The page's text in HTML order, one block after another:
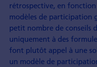
rétrospective, en
modèles de participation
petit nombre de conseils
uniquement à des
font plutôt appel à une
un modèle de